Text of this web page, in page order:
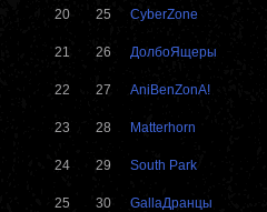
20 25 CyberZone
21 26 ДолбоЯщеры
22 27 AniBenZonA!
23 28 Matterhorn
24 29 South Park
25 30 GallaДранцы